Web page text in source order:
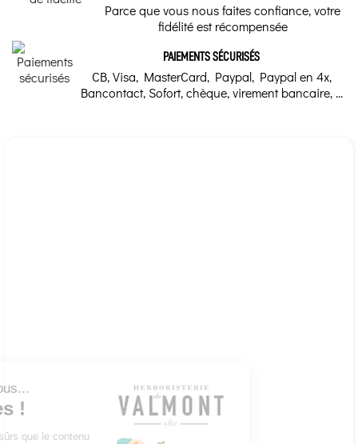
Bonjour c'est nous...
les Cookies !
On a attendu d'être sûrs que le contenu
Parce que vous nous faites confiance, votre
fidélité est récompensée
PAIEMENTS SÉCURISÉS
CB, Visa, MasterCard, Paypal, Paypal en 4x,
Bancontact, Sofort, chèque, virement bancaire, ...